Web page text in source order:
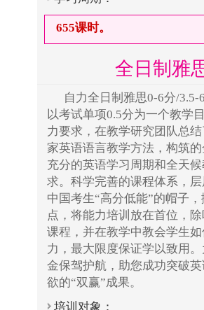
655课时。
全日制雅
自力全日制雅思0-6分/
以考试单项0.5分为一个教学
力要求，在教学研究团队总
家英语语言教学方法，构筑
充分的英语学习周期和全天
求。科学完善的课程体系，
中国考生“高分低能”的帽子
点，将能力培训放在首位，
课程，并在教学中教会学生
力，最大限度保证学以致用
金保驾护航，助您成功突破
欲的“双赢”成果。
培训对象：